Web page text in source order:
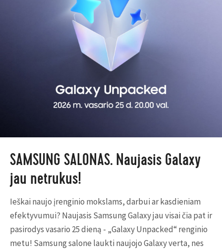
SAMSUNG SALONAS. Naujasis Galaxy
jau netrukus!
Ieškai naujo įrenginio mokslams, darbui ar kasdieniam
efektyvumui? Naujasis Samsung Galaxy jau visai čia pat ir
pasirodys vasario 25 dieną - „Galaxy Unpacked“ renginio
metu! Samsung salone laukti naujojo Galaxy verta, nes